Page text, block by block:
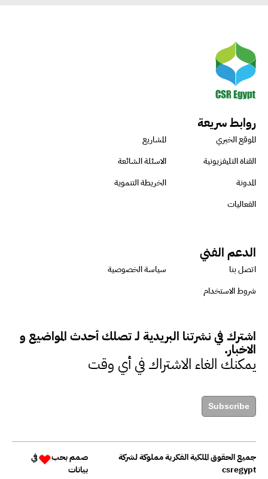
روابط سريعة
الموقع الخبري
المشاريع
القناة التليفزيونية
الاسئلة الشائعة
المدونة
الخريطة التنموية
الفعاليات
الدعم الفني
اتصل بنا
سياسة الخصوصية
شروط الاستخدام
اشترك في نشرتنا البريدية لـ تصلك أحدث المواضيع و
الاخبار.
يمكنك الغاء الاشتراك في أي وقت
Subscribe
جميع الحقوق الملكية الفكرية مملوكة لشركة
csregypt
صمم بحب
في
بيانات